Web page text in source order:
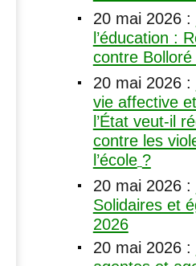
20 mai 2026:
l’éducation :
contre
20 mai 2026:
vie affective
l’État veut-il
contre les
l’école ?
20 mai 2026:
Solidaires et
2026
20 mai 2026: